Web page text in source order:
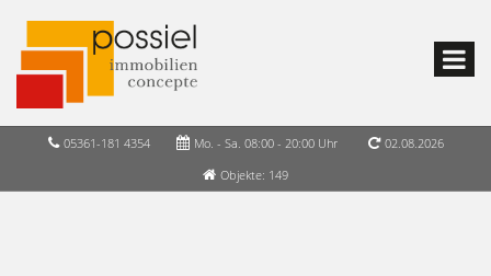
05361-181 4354 Mo. - Sa. 08:00 - 20:00 Uhr
02.08.2026
Objekte: 149